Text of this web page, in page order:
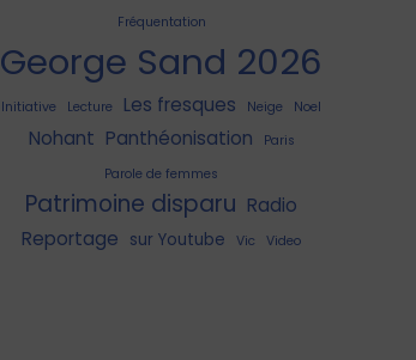
Fréquentation
George Sand 2026
Initiative Lecture Les fresques Neige Noel
Nohant Panthéonisation
Paris
Parole de femmes
Patrimoine disparu Radio
Reportage sur Youtube Vic Video